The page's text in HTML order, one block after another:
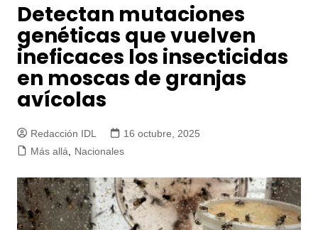
Detectan mutaciones
genéticas que vuelven
ineficaces los insecticidas
en moscas de granjas
avícolas
Redacción IDL
16 octubre, 2025
Más allá, Nacionales